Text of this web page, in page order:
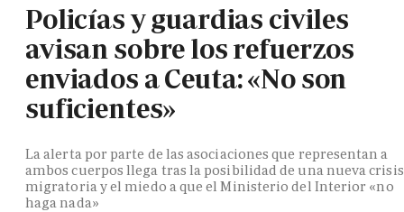
Policías y guardias civiles
avisan sobre los refuerzos
enviados a Ceuta: «No son
suficientes»
La alerta por parte de las asociaciones que representan a
ambos cuerpos llega tras la posibilidad de una nueva crisis
migratoria y el miedo a que el Ministerio del Interior «no
haga nada»